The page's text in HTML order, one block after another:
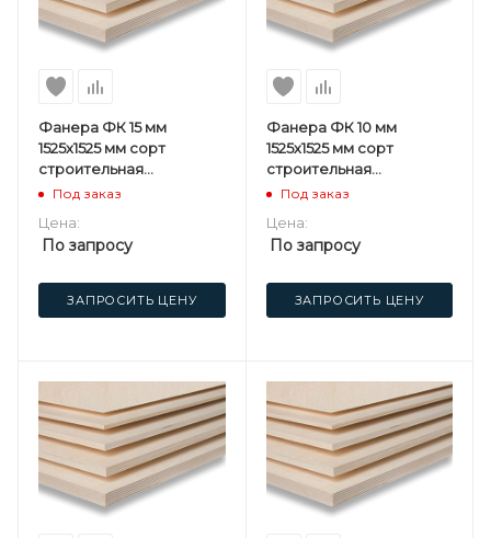
Фанера ФК 15 мм
1525х1525 мм сорт
строительная
нешлифованная
Под заказ
Цена:
По запросу
ЗАПРОСИТЬ ЦЕНУ
Фанера ФК 10 мм
1525х1525 мм сорт
строительная
нешлифованная
Под заказ
Цена:
По запросу
ЗАПРОСИТЬ ЦЕНУ